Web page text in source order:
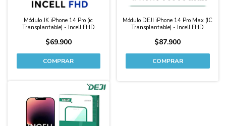
Módulo JK iPhone 14 Pro (ic
Transplantable) - Incell FHD
$69.900
Módulo DEJI iPhone 14 Pro Max (IC
Transplantable) - Incell FHD
$87.900